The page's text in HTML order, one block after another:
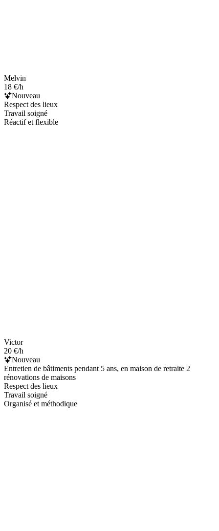
Melvin
18 €/h
Nouveau
Respect des lieux
Travail soigné
Réactif et flexible
Victor
20 €/h
Nouveau
Entretien de bâtiments pendant 5 ans, en maison de retraite 2
rénovations de maisons
Respect des lieux
Travail soigné
Organisé et méthodique